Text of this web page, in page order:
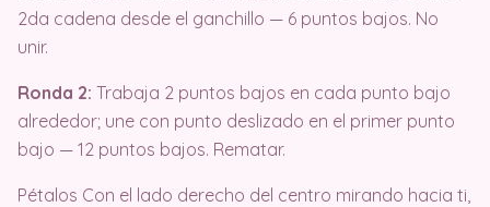
2da cadena desde el ganchillo — 6 puntos bajos. No
unir.
Ronda 2: Trabaja 2 puntos bajos en cada punto bajo
alrededor; une con punto deslizado en el primer punto
bajo — 12 puntos bajos. Rematar.
Pétalos Con el lado derecho del centro mirando hacia ti,